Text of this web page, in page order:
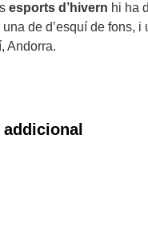
esports d’hivern hi ha
una de d’esquí de fons, i
Andorra.